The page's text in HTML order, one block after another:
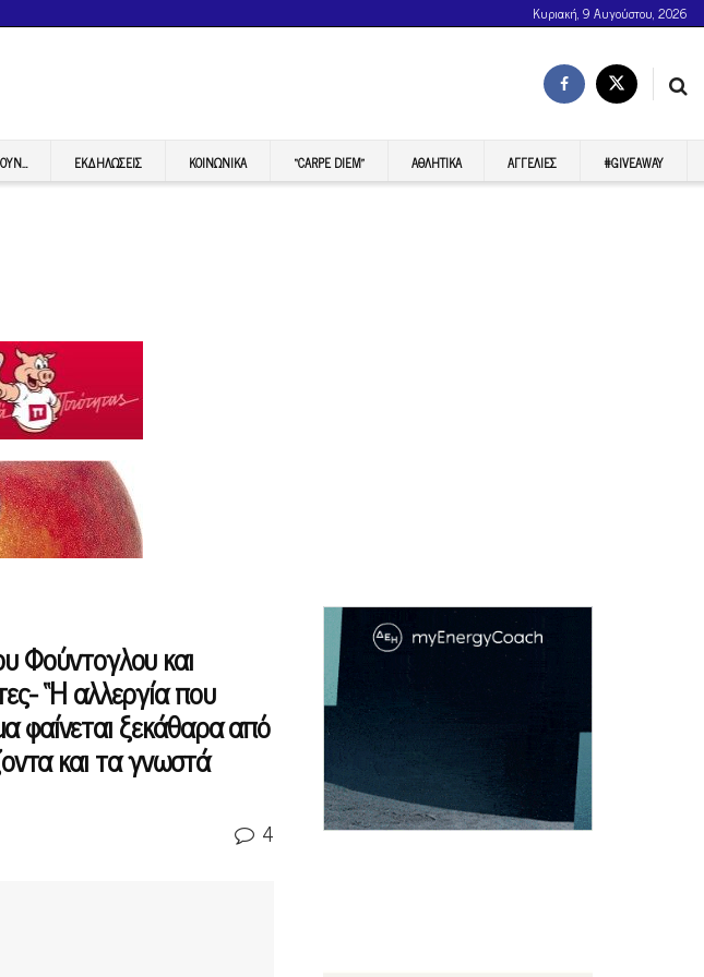
Κυριακή, 9 Αυγούστου, 2026
ΕΚΔΗΛΏΣΕΙΣ ΚΟΙΝΩΝΙΚΆ “CARPE DIEM” ΑΘΛΗΤΙΚΆ ΑΓΓΕΛΊΕΣ #GIVEAWAY
Φούντογλου και
“Η αλλεργία που
φαίνεται ξεκάθαρα από
και τα γνωστά
4